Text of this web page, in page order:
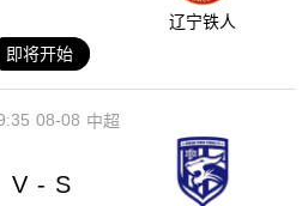
辽宁铁人
即将开始
08-08 中超
V - S